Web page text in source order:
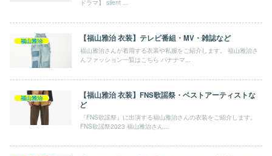
ドラマ】 silent ...
福山雅治 【福山雅治 衣装】テレビ番組・MV・雑誌など
福山雅治さんが着用する衣装や私服をご紹介します。 福山雅治さ
んファッション一覧はこちら バナナマ...
福山雅治
【福山雅治 衣装】FNS歌謡祭・ベストアーティストな
ど
『FNS歌謡祭』に出演する福山雅治さんの衣装をご紹介します。
FNS歌謡祭2023 福山雅治さん...